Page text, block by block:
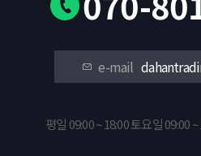
e-mail
평일 09:00 ~ 18:00 토요일 09:00